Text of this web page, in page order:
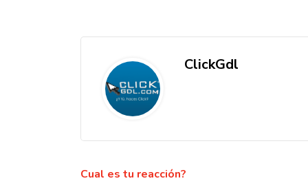
ClickGdl
Cual es tu reacción?